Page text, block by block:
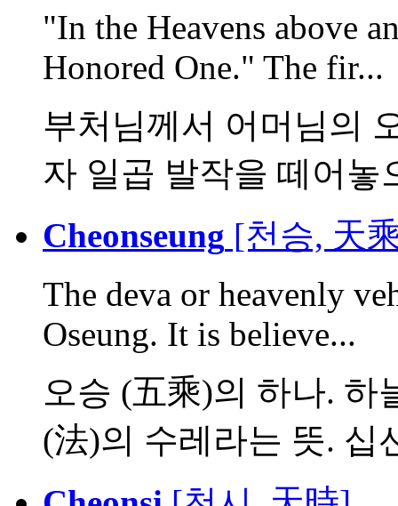
"In the Heavens above
Honored One." The fir...
부처님께서 어머님의
자 일곱 발작을 떼어놓
Cheonseung [천승, 天
The deva or heavenly
Oseung. It is believe...
오승 (五乘)의 하나. 하
(法)의 수레라는 뜻. 십